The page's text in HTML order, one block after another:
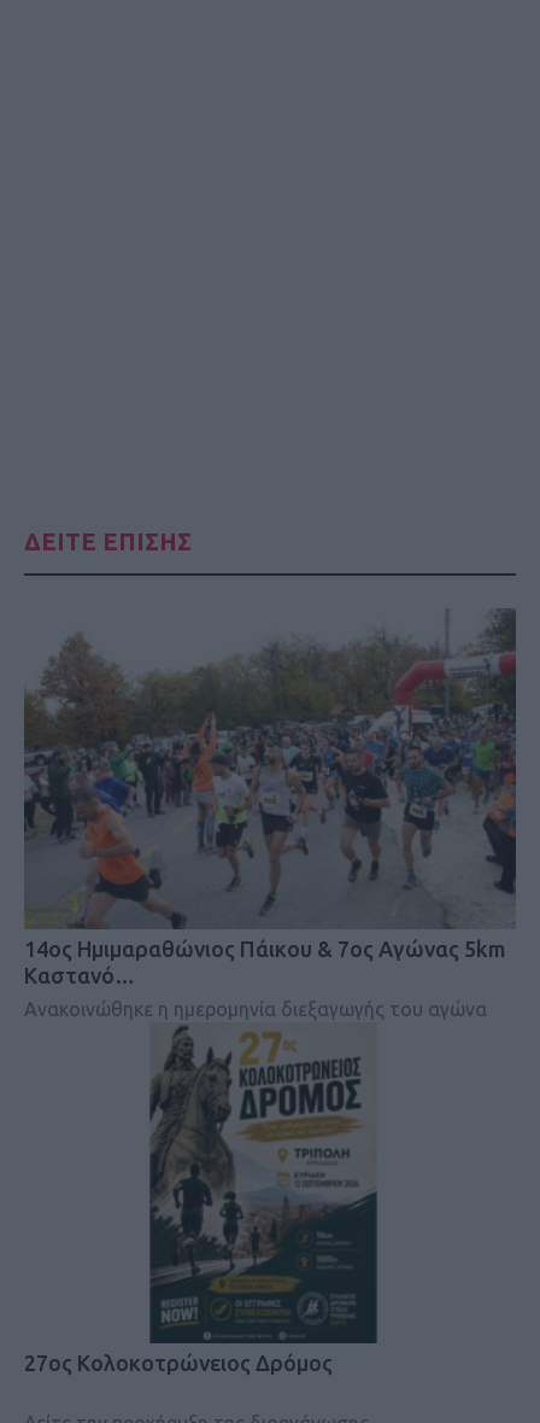
ΔΕΙΤΕ ΕΠΙΣΗΣ
14ος Ημιμαραθώνιος Πάικου & 7ος Αγώνας 5km
Καστανό…
Ανακοινώθηκε η ημερομηνία διεξαγωγής του αγώνα
27ος Κολοκοτρώνειος Δρόμος